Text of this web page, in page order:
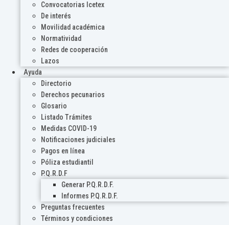
Convocatorias Icetex
De interés
Movilidad académica
Normatividad
Redes de cooperación
Lazos
Ayuda
Directorio
Derechos pecunarios
Glosario
Listado Trámites
Medidas COVID-19
Notificaciones judiciales
Pagos en línea
Póliza estudiantil
P.Q.R.D.F
Generar P.Q.R.D.F.
Informes P.Q.R.D.F.
Preguntas frecuentes
Términos y condiciones